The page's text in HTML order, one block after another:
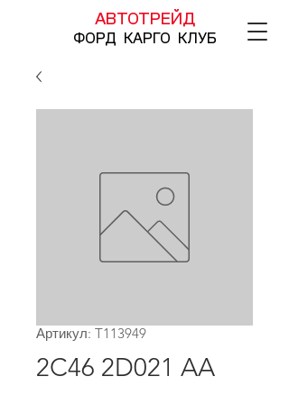
АВТОТРЕЙД
ФОРД КАРГО КЛУБ
Артикул: T113949
2C46 2D021 AA